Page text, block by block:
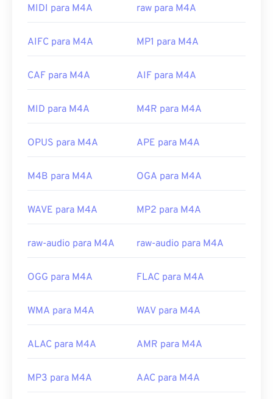
QuickTime e Windows Media Player. Para usuários
arquivos M4A. Para usuários do Windows, o
usuários também podem visualizar arquivos M4A
espaço.
Adobe Premiere Pro
Elmedia Player, Winamp
Desenvolvido por:
IEC, Moving Pictures
Lançamento inicial:
2001
https://en.wikipedia.org/wiki/MPEG-4_Part_14
https://www.loc.gov/preservation/digital/formats/fdd/
MIDI para M4A raw para M4A
AIFC para M4A MP1 para M4A
CAF para M4A AIF para M4A
MID para M4A M4R para M4A
OPUS para M4A APE para M4A
M4B para M4A OGA para M4A
WAVE para M4A MP2 para M4A
raw-audio para M4A raw-audio para M4A
OGG para M4A FLAC para M4A
WMA para M4A WAV para M4A
ALAC para M4A AMR para M4A
MP3 para M4A AAC para M4A